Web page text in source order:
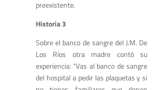
preexistente.
Historia 3
Sobre el banco de sangre del J.M. De
Los Ríos otra madre contó su
experiencia: “Vas al banco de sangre
del hospital a pedir las plaquetas y si